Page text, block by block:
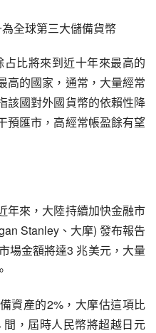
全球第三大儲備貨幣
比將來到近十年來最高的
高的國家，通常，大量經常
該國對外國貨幣的依賴性降
預匯市，高經常帳盈餘有望
年來，大陸持續加快金融市
Stanley、大摩) 發布報告
場金額將達3 兆美元，大量
資產的2%，大摩估這項比
，屆時人民幣將超越日元